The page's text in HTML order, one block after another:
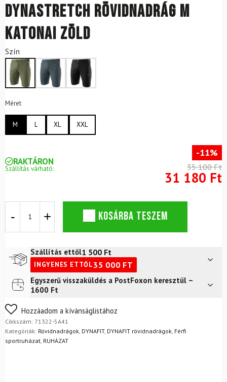
Dynastretch Rövidnadrág M
Katonai Zöld
Szín
Méret
M L XL XXL
RAKTÁRON
Szállítás várható:
-11%
35 100 Ft
31 180 Ft
Transalper2
Rövidnadrág
M
Katonai
Zöld
mennyiség
KOSÁRBA TESZEM
Szállítás ettől1 500 Ft
INGYENES ETTŐL35 000 FT
Futár a címre2 400
FoxPost
Egyszerű visszaküldés a PostFoxon keresztül –
1600 Ft
Nem biztos a választásában? Semmi gond – a terméket
egyszerűen visszaküldheti 14 napon belül, indoklás nélkül.
Mik a visszaküldés feltételei?
Hozzáadom a kívánságlistához
Cikkszám: 71322-5A41
Kategóriák: Rövidnadrágok DYNAFIT, DYNAFIT rövidnadrágok Férfi
sportruházat RUHÁZAT